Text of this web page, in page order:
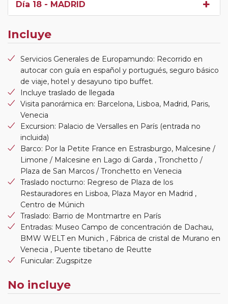
Día 18 - MADRID
Incluye
Servicios Generales de Europamundo: Recorrido en
autocar con guía en español y portugués, seguro básico
de viaje, hotel y desayuno tipo buffet.
Incluye traslado de llegada
Visita panorámica en: Barcelona, Lisboa, Madrid, Paris,
Venecia
Excursion: Palacio de Versalles en París (entrada no
incluida)
Barco: Por la Petite France en Estrasburgo, Malcesine /
Limone / Malcesine en Lago di Garda , Tronchetto /
Plaza de San Marcos / Tronchetto en Venecia
Traslado nocturno: Regreso de Plaza de los
Restauradores en Lisboa, Plaza Mayor en Madrid ,
Centro de Múnich
Traslado: Barrio de Montmartre en París
Entradas: Museo Campo de concentración de Dachau,
BMW WELT en Munich , Fábrica de cristal de Murano en
Venecia , Puente tibetano de Reutte
Funicular: Zugspitze
No incluye